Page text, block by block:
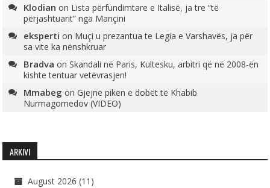
Klodian on Lista përfundimtare e Italisë, ja tre “të
përjashtuarit” nga Mançini
eksperti on Muçi u prezantua te Legia e Varshavës, ja për
sa vite ka nënshkruar
Bradva onSkandali në Paris, Kultesku, arbitri që në 2008-ën
kishte tentuar vetëvrasjen!
Mmabeg onGjejnë pikën e dobët të Khabib
Nurmagomedov (VIDEO)
ARKIVI
August 2026 (11)